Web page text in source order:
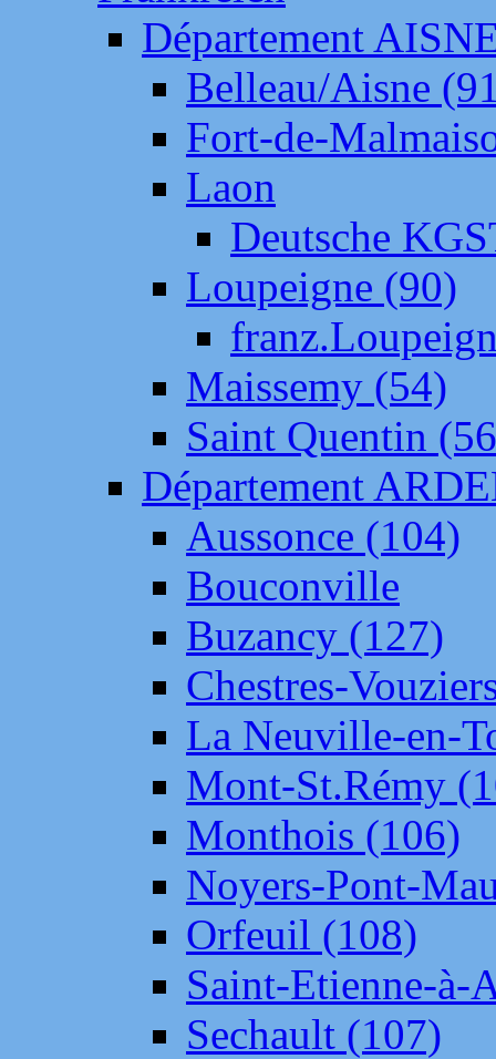
Département
Belleau/Aisne
Fort-de-
Laon
Deutsche
Loupeigne (90)
Maissemy (54)
Saint Quentin
Département
Aussonce (104)
Bouconville
Buzancy (127)
Chestres-
La Neuville-en-
Mont-St.Rémy
Monthois (106)
Noyers-Pont-
Orfeuil (108)
Saint-Etienne-à-
Sechault (107)